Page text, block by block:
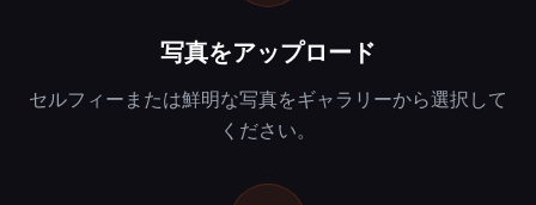
写真をアップロード
セルフィーまたは鮮明な写真をギャラリーから選択して
ください。